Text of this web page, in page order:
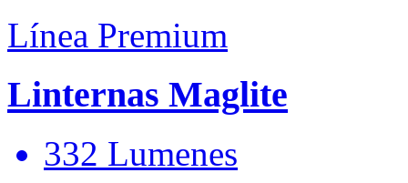
Línea Premium
Linternas Maglite
332 Lumenes